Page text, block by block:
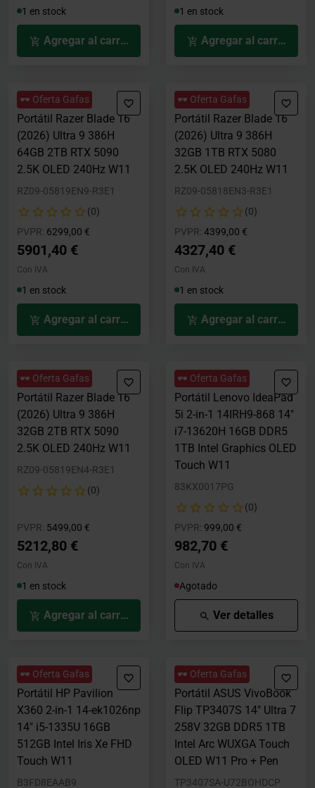
1 en stock
Agregar al carrito
1 en stock
Agregar al carrito
🕶️ Oferta Gafas
Portátil Razer Blade 16
(2026) Ultra 9 386H
64GB 2TB RTX 5090
2.5K OLED 240Hz W11
RZ09-05819EN9-R3E1
(0)
PVPR: Precio rebajado desde
6299,00 €
5901,40 €
Con IVA
1 en stock
Agregar al carrito
🕶️ Oferta Gafas
Portátil Razer Blade 16
(2026) Ultra 9 386H
32GB 1TB RTX 5080
2.5K OLED 240Hz W11
RZ09-05818EN3-R3E1
(0)
PVPR: Precio rebajado desde
4399,00 €
4327,40 €
Con IVA
1 en stock
Agregar al carrito
🕶️ Oferta Gafas
Portátil Razer Blade 16
(2026) Ultra 9 386H
32GB 2TB RTX 5090
2.5K OLED 240Hz W11
RZ09-05819EN4-R3E1
(0)
PVPR: Precio rebajado desde
5499,00 €
5212,80 €
Con IVA
1 en stock
Agregar al carrito
🕶️ Oferta Gafas
Portátil Lenovo IdeaPad
5i 2-in-1 14IRH9-868 14"
i7-13620H 16GB DDR5
1TB Intel Graphics OLED
Touch W11
83KX0017PG
(0)
PVPR: Precio rebajado desde
999,00 €
982,70 €
Con IVA
Agotado
Ver detalles
🕶️ Oferta Gafas
Portátil HP Pavilion
X360 2-in-1 14-ek1026np
14" i5-1335U 16GB
512GB Intel Iris Xe FHD
Touch W11
B3FD8EAAB9
🕶️ Oferta Gafas
Portátil ASUS VivoBook
Flip TP3407S 14" Ultra 7
258V 32GB DDR5 1TB
Intel Arc WUXGA Touch
OLED W11 Pro + Pen
TP3407SA-U72BOHDCP